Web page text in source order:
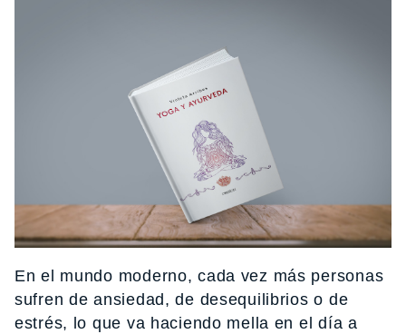
En el mundo moderno, cada vez más personas
sufren de ansiedad, de desequilibrios o de
estrés, lo que va haciendo mella en el día a